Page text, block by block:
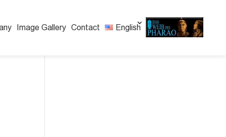
Image Gallery Contact English